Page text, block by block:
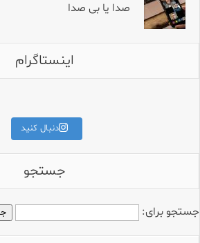
صدا یا بی صدا
اینستاگرام
دنبال کنید
جستجو
جستجو برای: